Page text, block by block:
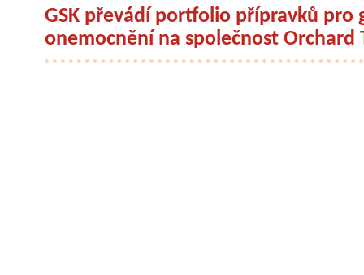
GSK převádí portfolio přípravků pro
onemocnění na společnost Orchard